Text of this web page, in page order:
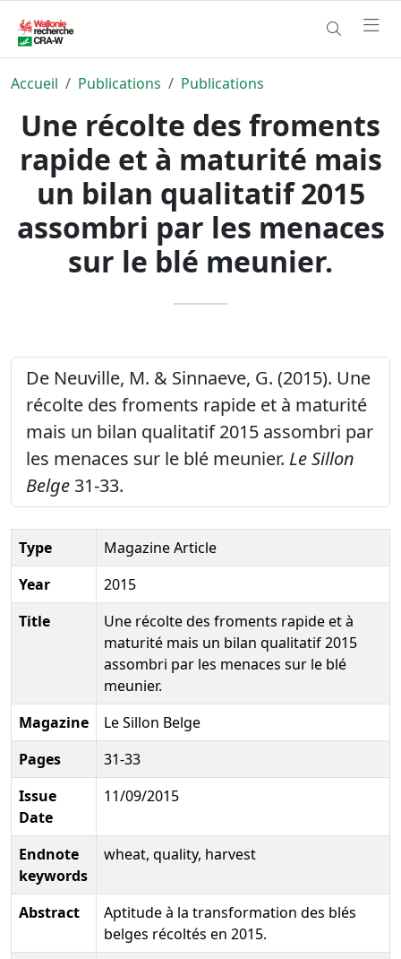
Accueil Publications Publications
Une récolte des froments
rapide et à maturité mais
un bilan qualitatif 2015
assombri par les menaces
sur le blé meunier.
De Neuville, M. & Sinnaeve, G. (2015). Une
récolte des froments rapide et à maturité
mais un bilan qualitatif 2015 assombri par
les menaces sur le blé meunier. Le Sillon
Belge 31-33.
Type
Magazine Article
Year
2015
Title
Une récolte des froments rapide et à
maturité mais un bilan qualitatif 2015
assombri par les menaces sur le blé
meunier.
Magazine
Le Sillon Belge
Pages
31-33
Issue
Date
11/09/2015
Endnote
keywords
wheat, quality, harvest
Abstract
Aptitude à la transformation des blés
belges récoltés en 2015.